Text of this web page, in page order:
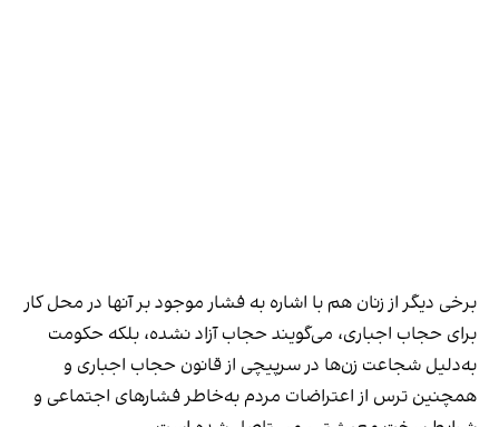
برخی دیگر از زنان هم با اشاره به فشار موجود بر آنها در محل کار
برای حجاب اجباری، می‌گویند حجاب آزاد نشده، بلکه حکومت
به‌دلیل شجاعت زن‌ها در سرپیچی از قانون حجاب اجباری و
همچنین ترس از اعتراضات مردم به‌خاطر فشارهای اجتماعی و